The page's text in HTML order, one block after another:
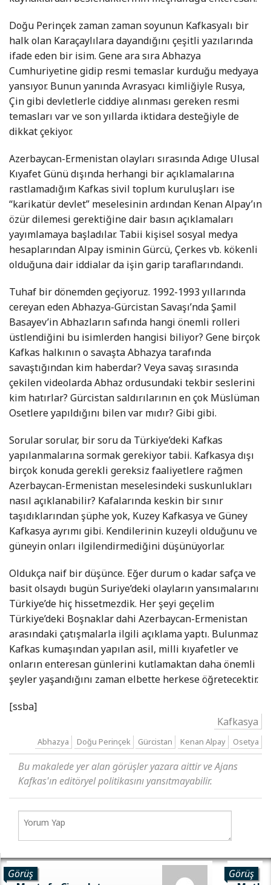
Doğu Perinçek zaman zaman soyunun Kafkasyalı bir
halk olan Karaçaylılara dayandığını çeşitli yazılarında
ifade eden bir isim. Gene ara sıra Abhazya
Cumhuriyetine gidip resmi temaslar kurduğu medyaya
yansıyor. Bunun yanında Avrasyacı kimliğiyle Rusya,
Çin gibi devletlerle ciddiye alınması gereken resmi
temasları var ve son yıllarda iktidara desteğiyle de
dikkat çekiyor.
Azerbaycan-Ermenistan olayları sırasında Adıge Ulusal
Kıyafet Günü dışında herhangi bir açıklamalarına
rastlamadığım Kafkas sivil toplum kuruluşları ise
“karikatür devlet” meselesinin ardından Kenan Alpay’ın
özür dilemesi gerektiğine dair basın açıklamaları
yayımlamaya başladılar. Tabii kişisel sosyal medya
hesaplarından Alpay isminin Gürcü, Çerkes vb. kökenli
olduğuna dair iddialar da işin garip taraflarındandı.
Tuhaf bir dönemden geçiyoruz. 1992-1993 yıllarında
cereyan eden Abhazya-Gürcistan Savaşı’nda Şamil
Basayev’in Abhazların safında hangi önemli rolleri
üstlendiğini bu isimlerden hangisi biliyor? Gene birçok
Kafkas halkının o savaşta Abhazya tarafında
savaştığından kim haberdar? Veya savaş sırasında
çekilen videolarda Abhaz ordusundaki tekbir seslerini
kim hatırlar? Gürcistan saldırılarının en çok Müslüman
Osetlere yapıldığını bilen var mıdır? Gibi gibi.
Sorular sorular, bir soru da Türkiye’deki Kafkas
yapılanmalarına sormak gerekiyor tabii. Kafkasya dışı
birçok konuda gerekli gereksiz faaliyetlere rağmen
Azerbaycan-Ermenistan meselesindeki suskunlukları
nasıl açıklanabilir? Kafalarında keskin bir sınır
taşıdıklarından şüphe yok, Kuzey Kafkasya ve Güney
Kafkasya ayrımı gibi. Kendilerinin kuzeyli olduğunu ve
güneyin onları ilgilendirmediğini düşünüyorlar.
Oldukça naif bir düşünce. Eğer durum o kadar safça ve
basit olsaydı bugün Suriye’deki olayların yansımalarını
Türkiye’de hiç hissetmezdik. Her şeyi geçelim
Türkiye’deki Boşnaklar dahi Azerbaycan-Ermenistan
arasındaki çatışmalarla ilgili açıklama yaptı. Bulunmaz
Kafkas kumaşından yapılan asil, milli kıyafetler ve
onların enteresan günlerini kutlamaktan daha önemli
şeyler yaşandığını zaman elbette herkese öğretecektir.
[ssba]
Kafkasya
Abhazya Doğu Perinçek Gürcistan Kenan Alpay Osetya
Bu makalede yer alan görüşler yazara aittir ve Ajans
Kafkas'ın editöryel politikasını yansıtmayabilir.
Görüş
Görüş